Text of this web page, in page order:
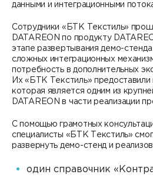
данными и интеграционными
Сотрудники «БТК Текстиль»
DATAREON по продукту
этапе развертывания демо-
сложных интеграционных
потребность в дополнительных
Их «БТК Текстиль» предоставили
которая является одним из
DATAREON в части реализации
С помощью грамотных
специалисты «БТК Текстиль»
развернуть демо-стенд и
один справочник